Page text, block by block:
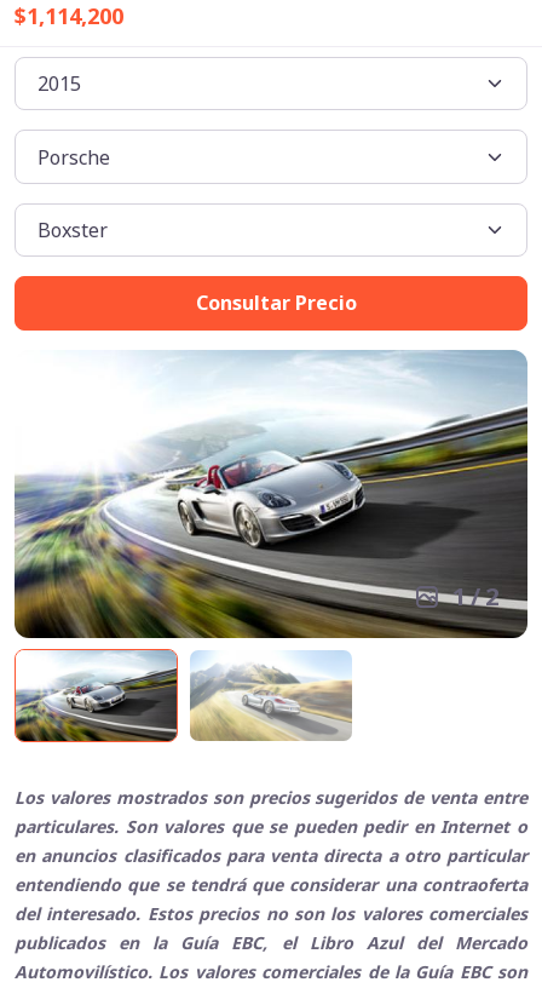
$1,114,200
Consultar Precio
1/2
Los valores mostrados son precios sugeridos de venta entre
particulares. Son valores que se pueden pedir en Internet o
en anuncios clasificados para venta directa a otro particular
entendiendo que se tendrá que considerar una contraoferta
del interesado. Estos precios no son los valores comerciales
publicados en la Guía EBC, el Libro Azul del Mercado
Automovilístico. Los valores comerciales de la Guía EBC son